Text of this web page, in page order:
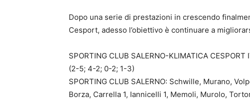
Dopo una serie di prestazioni in crescendo
Cesport, adesso l’obiettivo è continuare a
SPORTING CLUB SALERNO-KLIMATICA CESPORT
(2-5; 4-2; 0-2; 1-3)
SPORTING CLUB SALERNO: Schwille, Murano,
Borza, Carrella 1, Iannicelli 1, Memoli, Murolo,